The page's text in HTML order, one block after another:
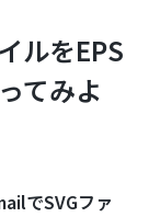
ルをEPS
てみよ
でSVGファ